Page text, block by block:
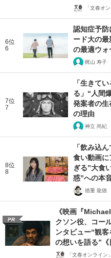
「文春オ
6位
6
認知症予
ード大の
の最適ウォ
梶山 寿子
7位
7
「生きて
る」“人間
発案者の生
の理由
神立 尚紀
8位
8
「飲み込
食い動画
ぎる”大食
惑”への本
徳重 龍徳
PR
《映画『
クソン役、コー
ンタビュー“観
の想いを語る”《
「文春オンライン